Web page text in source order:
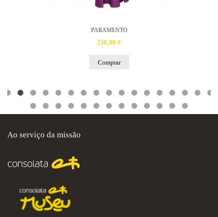
PARAMENTO
230,00 €
Comprar
Ao serviço da missão